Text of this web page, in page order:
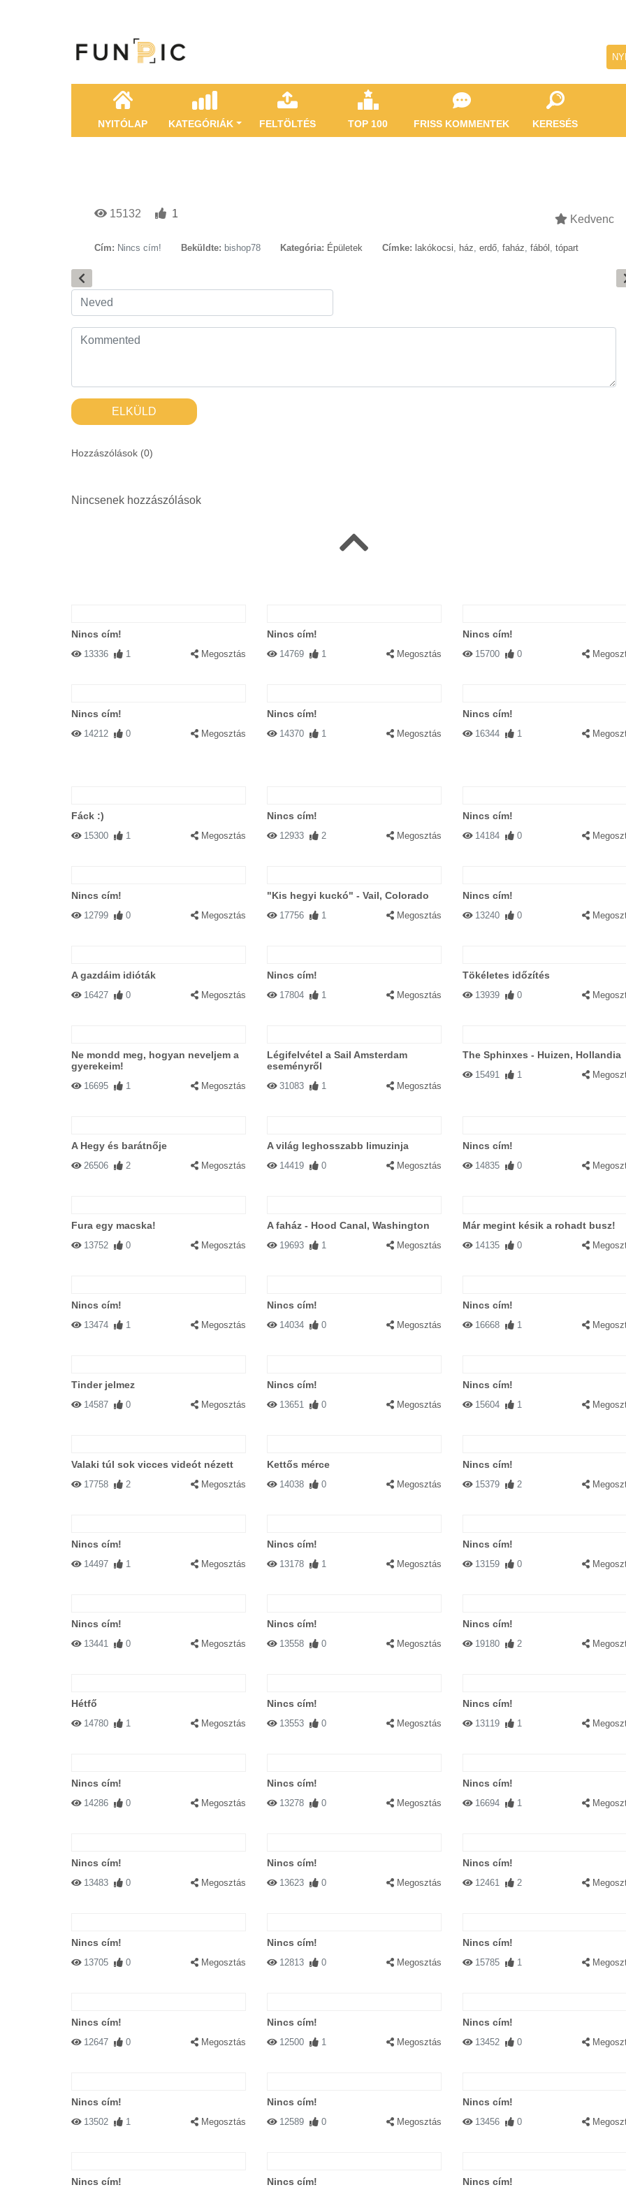
NYITÓLAP KATEGÓRIÁK FELTÖLTÉS TOP 100 FRISS KOMMENTEK KERESÉS
15132 1 Kedvenc
Cím: Nincs cím! Beküldte: bishop78 Kategória: Épületek Címke: lakókocsi, ház, erdő, faház, fából , tópart
ELKÜLD
Hozzászólások (0)
Nincsenek hozzászólások
Nincs cím!
13336 1 Megosztás
Nincs cím!
14769 1 Megosztás
Nincs cím!
15700 0
Nincs cím!
14212 0 Megosztás
Nincs cím!
14370 1 Megosztás
Nincs cím!
16344 1
Fáck :)
15300 1 Megosztás
Nincs cím!
12933 2 Megosztás
Nincs cím!
14184 0
Nincs cím!
12799 0 Megosztás
"Kis hegyi kuckó" - Vail, Colorado
17756 1 Megosztás
Nincs cím!
13240 0
A gazdáim idióták
16427 0 Megosztás
Nincs cím!
17804 1 Megosztás
Tökéletes időzítés
13939 0
Ne mondd meg, hogyan neveljem a
gyerekeim!
16695 1 Megosztás
Légifelvétel a Sail Amsterdam
eseményről
31083 1 Megosztás
The Sphinxes - Huizen, Hollandia
15491 1
A Hegy és barátnője
26506 2 Megosztás
A világ leghosszabb limuzinja
14419 0 Megosztás
Nincs cím!
14835 0
Fura egy macska!
13752 0 Megosztás
A faház - Hood Canal, Washington
19693 1 Megosztás
Már megint késik a rohadt busz!
14135 0
Nincs cím!
13474 1 Megosztás
Nincs cím!
14034 0 Megosztás
Nincs cím!
16668 1
Tinder jelmez
14587 0 Megosztás
Nincs cím!
13651 0 Megosztás
Nincs cím!
15604 1
Valaki túl sok vicces videót nézett
17758 2 Megosztás
Kettős mérce
14038 0 Megosztás
Nincs cím!
15379 2
Nincs cím!
14497 1 Megosztás
Nincs cím!
13178 1 Megosztás
Nincs cím!
13159 0
Nincs cím!
13441 0 Megosztás
Nincs cím!
13558 0 Megosztás
Nincs cím!
19180 2
Hétfő
14780 1 Megosztás
Nincs cím!
13553 0 Megosztás
Nincs cím!
13119 1
Nincs cím!
14286 0 Megosztás
Nincs cím!
13278 0 Megosztás
Nincs cím!
16694 1
Nincs cím!
13483 0 Megosztás
Nincs cím!
13623 0 Megosztás
Nincs cím!
12461 2
Nincs cím!
13705 0 Megosztás
Nincs cím!
12813 0 Megosztás
Nincs cím!
15785 1
Nincs cím!
12647 0 Megosztás
Nincs cím!
12500 1 Megosztás
Nincs cím!
13452 0
Nincs cím!
13502 1 Megosztás
Nincs cím!
12589 0 Megosztás
Nincs cím!
13456 0
Nincs cím! Nincs cím! Nincs cím!